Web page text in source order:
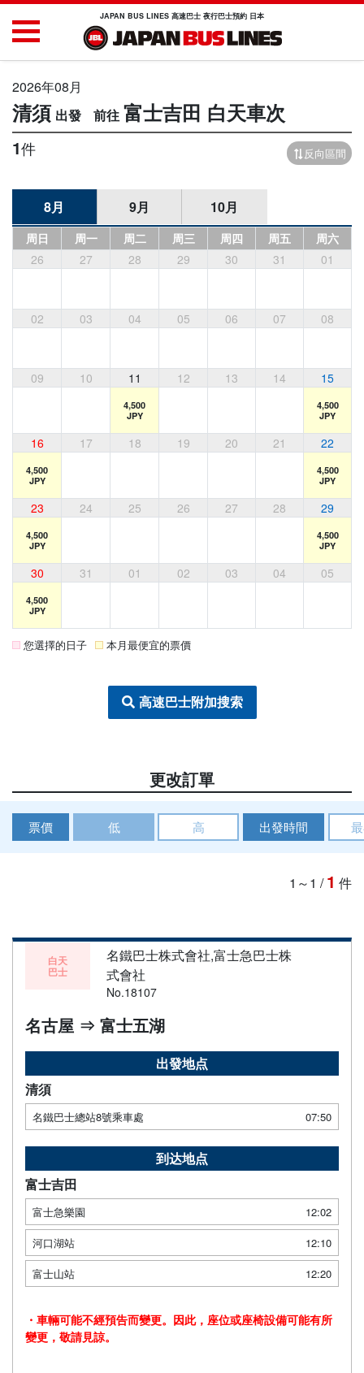
JAPAN BUS LINES 高速巴士 夜行巴士預約 日本
2026年08月
清須 富士吉田 白天車次
1件 反向區間
8月 9月 10月
周日 周一 周二 周三 周四 周五
周六
26
27 28 29 30 31 01
02 03 04 05 06 07 08
09 10 11 12 13 14 15
4,500
JPY
4,500
JPY
16 17 18 19 20 21 22
4,500
JPY
4,500
JPY
23 24 25 26 27 28 29
4,500
JPY
4,500
JPY
30 31 01 02 03 04 05
4,500
JPY
您選擇的日子 本月最便宜的票價
高速巴士附加搜索
更改訂單
票價 低 高 出發時間
1～1 /1 件
白天
巴士
名鐵巴士株式會社,富士急巴士株
式會社
No.18107
名古屋 ⇒ 富士五湖
出發地点
清須
名鐵巴士總站8號乘車處 07:50
到达地点
富士吉田
富士急樂園
12:02
河口湖站
12:10
富士山站
12:20
・車輛可能不經預告而變更。因此，座位或座椅設備可能有所
變更，敬請見諒。